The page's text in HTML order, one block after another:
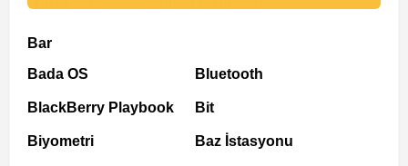
Bar
Bada OS
BlackBerry Playbook
Biyometri
Bluetooth
Bit
Baz İstasyonu